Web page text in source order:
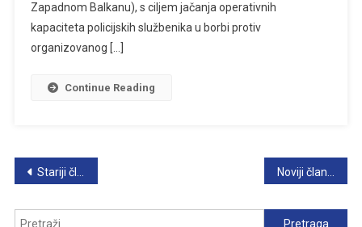
Zapadnom Balkanu), s ciljem jačanja operativnih
kapaciteta policijskih službenika u borbi protiv
organizovanog […]
Continue Reading
Navigacija
člancima
Stariji članci Noviji članci
Pretraga: